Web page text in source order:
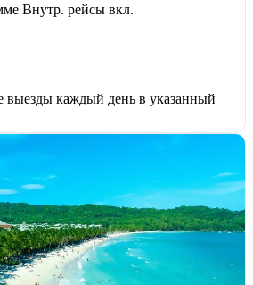
Внутр. рейсы вкл.
выезды каждый день в указанный